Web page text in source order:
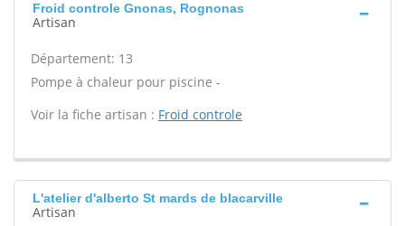
Froid controle Gnonas, Rognonas
Artisan
Département: 13
Pompe à chaleur pour piscine -
Voir la fiche artisan : Froid controle
L'atelier d'alberto St mards de blacarville
Artisan